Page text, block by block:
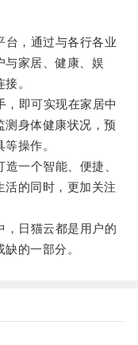
，通过与各行各业
与家居、健康、娱
。
即可实现在家居中
测身体健康状况，预
操作。
一个智能、便捷、
活的同时，更加关注
日猫云都是用户的
的一部分。